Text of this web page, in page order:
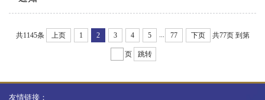
共1145条 上页 1 2 3 4 5 ... 77 下页 共77页 到第
页 跳转
友情链接：